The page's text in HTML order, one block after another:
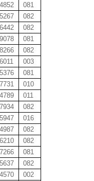
081
082
082
081
082
003
081
010
011
082
016
082
082
081
082
002